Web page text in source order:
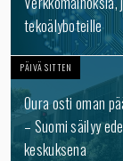
tekoälyboteille
PÄIVÄ SITTEN
Oura osti oman
– Suomi säilyy
keskuksena